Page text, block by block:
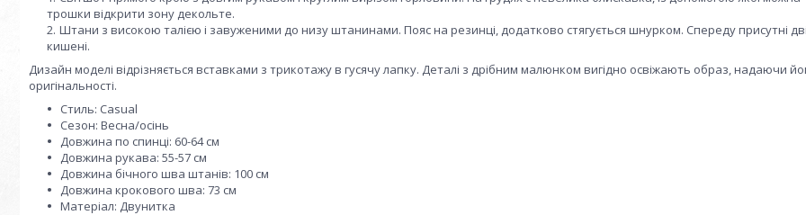
трошки відкрити зону декольте.
Штани з високою талією і завуженими до низу штанинами. Пояс на резинці, додатково стягується шнурком. Спереду присутні дві
кишені.
Дизайн моделі відрізняється вставками з трикотажу в гусячу лапку. Деталі з дрібним малюнком вигідно освіжають образ, надаючи
оригінальності.
Стиль: Casual
Сезон: Весна/осінь
Довжина по спинці: 60-64 см
Довжина рукава: 55-57 см
Довжина бічного шва штанів: 100 см
Довжина крокового шва: 73 см
Матеріал: Двунитка